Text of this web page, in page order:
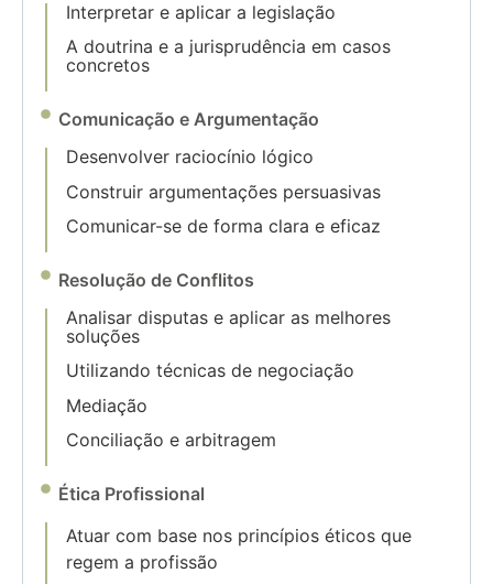
Interpretar e aplicar a legislação
A doutrina e a jurisprudência em casos
concretos
Comunicação e Argumentação
Desenvolver raciocínio lógico
Construir argumentações persuasivas
Comunicar-se de forma clara e eficaz
Resolução de Conflitos
Analisar disputas e aplicar as melhores
soluções
Utilizando técnicas de negociação
Mediação
Conciliação e arbitragem
Ética Profissional
Atuar com base nos princípios éticos que
regem a profissão